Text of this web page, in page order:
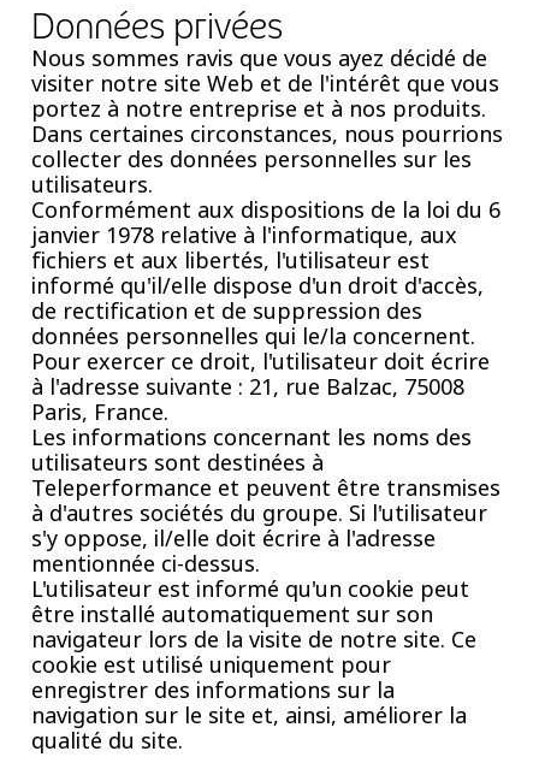
Données privées
Nous sommes ravis que vous ayez décidé de
visiter notre site Web et de l'intérêt que vous
portez à notre entreprise et à nos produits.
Dans certaines circonstances, nous pourrions
collecter des données personnelles sur les
utilisateurs.
Conformément aux dispositions de la loi du 6
janvier 1978 relative à l'informatique, aux
fichiers et aux libertés, l'utilisateur est
informé qu'il/elle dispose d'un droit d'accès,
de rectification et de suppression des
données personnelles qui le/la concernent.
Pour exercer ce droit, l'utilisateur doit écrire
à l'adresse suivante : 21, rue Balzac, 75008
Paris, France.
Les informations concernant les noms des
utilisateurs sont destinées à
Teleperformance et peuvent être transmises
à d'autres sociétés du groupe. Si l'utilisateur
s'y oppose, il/elle doit écrire à l'adresse
mentionnée ci-dessus.
L'utilisateur est informé qu'un cookie peut
être installé automatiquement sur son
navigateur lors de la visite de notre site. Ce
cookie est utilisé uniquement pour
enregistrer des informations sur la
navigation sur le site et, ainsi, améliorer la
qualité du site.